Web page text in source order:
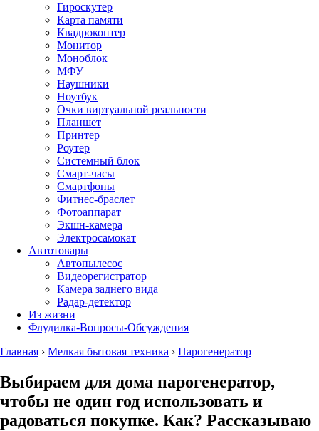
Гироскутер
Карта памяти
Квадрокоптер
Монитор
Моноблок
МФУ
Наушники
Ноутбук
Очки виртуальной реальности
Планшет
Принтер
Роутер
Системный блок
Смарт-часы
Смартфоны
Фитнес-браслет
Фотоаппарат
Экшн-камера
Электросамокат
Автотовары
Автопылесос
Видеорегистратор
Камера заднего вида
Радар-детектор
Из жизни
Флудилка-Вопросы-Обсуждения
Главная › Мелкая бытовая техника › Парогенератор
Выбираем для дома парогенератор,
чтобы не один год использовать и
радоваться покупке. Как? Рассказываю